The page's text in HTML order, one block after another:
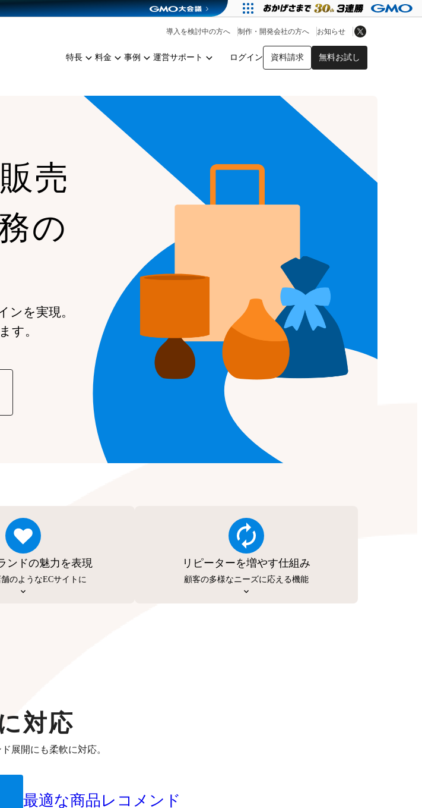
特長 料金 事例 運営サポート ログイン 資料請求 無料お試し
導入を検討中の方へ 制作・開発会社の方へ お知らせ
雑貨販売 アプリストア
料金シミュレーション
コミュニティイベントCarty
YouTubeチャンネル
売
の
ンを実現。
す。
ンドの魅力を表現
のようなECサイトに
リピーターを増やす仕組み
顧客の多様なニーズに応える機能
対応
展開にも柔軟に対応。
最適な商品レコメンド